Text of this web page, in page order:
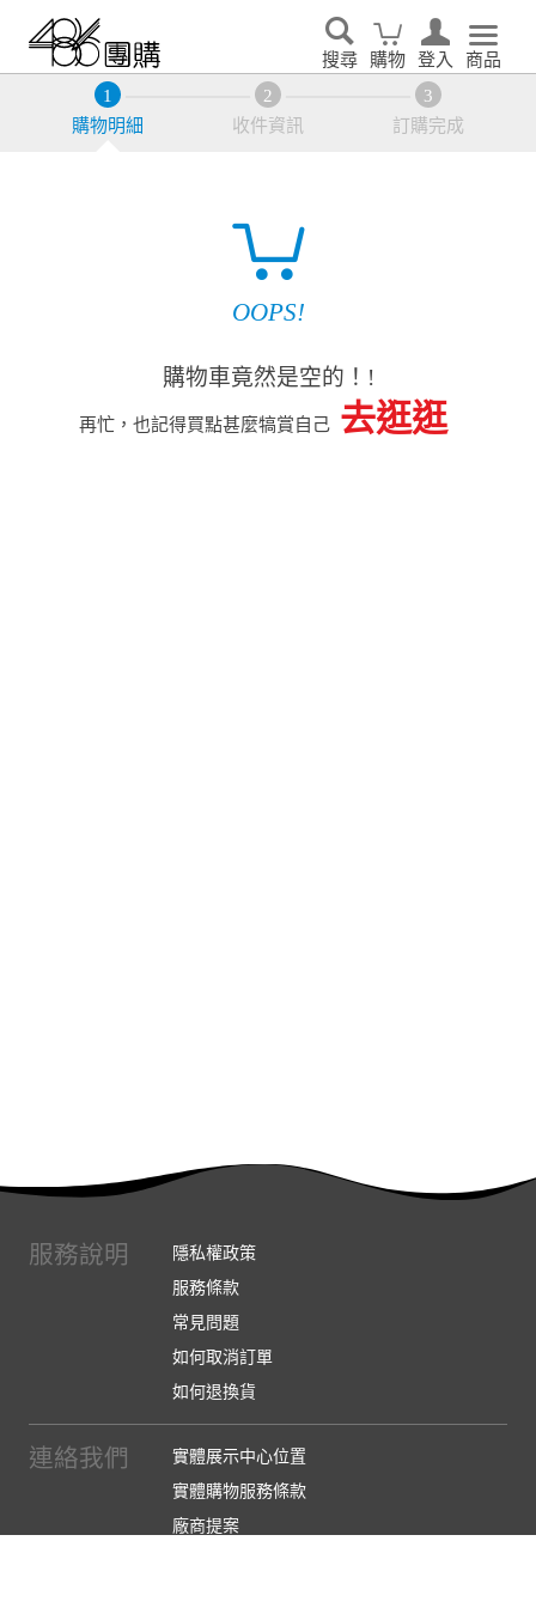
搜尋 購物 登入 商品
購物明細 收件資訊 訂購完成
OOPS!
購物車竟然是空的！!
再忙，也記得買點甚麼犒賞自己 去逛逛
服務說明
隱私權政策
服務條款
常見問題
如何取消訂單
如何退換貨
連絡我們
實體展示中心位置
實體購物服務條款
廠商提案